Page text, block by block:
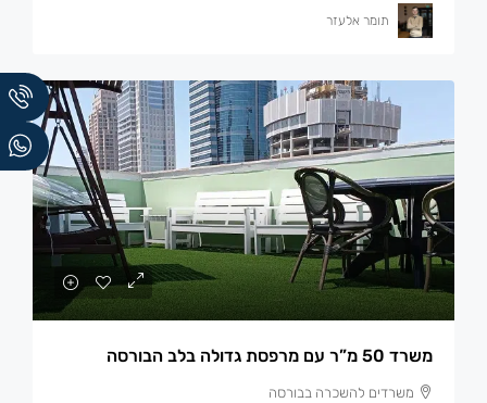
תומר אלעזר
משרד 50 מ”ר עם מרפסת גדולה בלב הבורסה
משרדים להשכרה בבורסה